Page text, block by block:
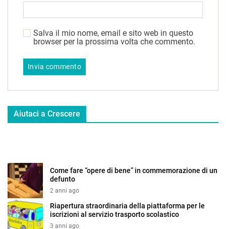
Salva il mio nome, email e sito web in questo
browser per la prossima volta che commento.
Aiutaci a Crescere
Come fare “opere di bene” in commemorazione di un
defunto
2 anni ago
Riapertura straordinaria della piattaforma per le
iscrizioni al servizio trasporto scolastico
3 anni ago